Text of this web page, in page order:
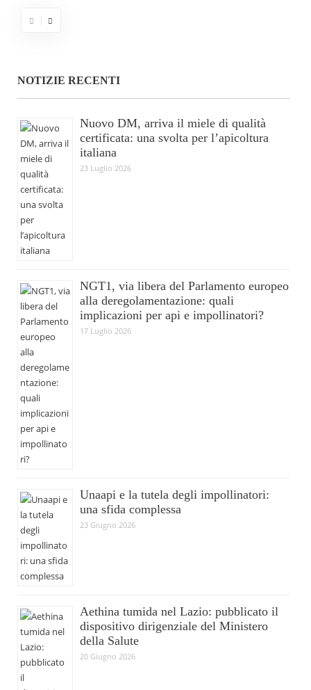
NOTIZIE RECENTI
Nuovo DM, arriva il miele di qualità
certificata: una svolta per l’apicoltura
italiana
23 Luglio 2026
NGT1, via libera del Parlamento europeo
alla deregolamentazione: quali
implicazioni per api e impollinatori?
17 Luglio 2026
Unaapi e la tutela degli impollinatori:
una sfida complessa
23 Giugno 2026
Aethina tumida nel Lazio: pubblicato il
dispositivo dirigenziale del Ministero
della Salute
20 Giugno 2026